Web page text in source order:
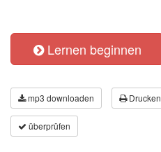
Lernen beginnen
mp3 downloaden Drucken
überprüfen